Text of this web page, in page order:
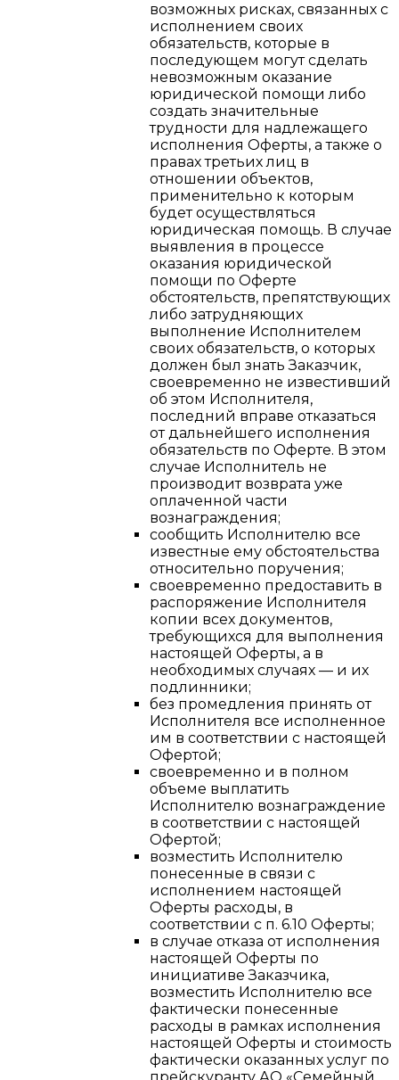
возможных рисках, связанных с
исполнением своих
обязательств, которые в
последующем могут сделать
невозможным оказание
юридической помощи либо
создать значительные
трудности для надлежащего
исполнения Оферты, а также о
правах третьих лиц в
отношении объектов,
применительно к которым
будет осуществляться
юридическая помощь. В случае
выявления в процессе
оказания юридической
помощи по Оферте
обстоятельств, препятствующих
либо затрудняющих
выполнение Исполнителем
своих обязательств, о которых
должен был знать Заказчик,
своевременно не известивший
об этом Исполнителя,
последний вправе отказаться
от дальнейшего исполнения
обязательств по Оферте. В этом
случае Исполнитель не
производит возврата уже
оплаченной части
вознаграждения;
сообщить Исполнителю все
известные ему обстоятельства
относительно поручения;
своевременно предоставить в
распоряжение Исполнителя
копии всех документов,
требующихся для выполнения
настоящей Оферты, а в
необходимых случаях — и их
подлинники;
без промедления принять от
Исполнителя все исполненное
им в соответствии с настоящей
Офертой;
своевременно и в полном
объеме выплатить
Исполнителю вознаграждение
в соответствии с настоящей
Офертой;
возместить Исполнителю
понесенные в связи с
исполнением настоящей
Оферты расходы, в
соответствии с п. 6.10 Оферты;
в случае отказа от исполнения
настоящей Оферты по
инициативе Заказчика,
возместить Исполнителю все
фактически понесенные
расходы в рамках исполнения
настоящей Оферты и стоимость
фактически оказанных услуг по